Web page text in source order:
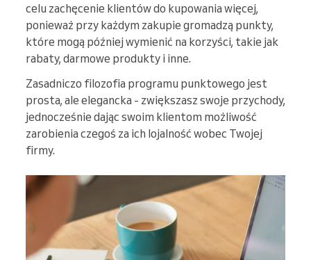
celu zachęcenie klientów do kupowania więcej,
ponieważ przy każdym zakupie gromadzą punkty,
które mogą później wymienić na korzyści, takie jak
rabaty, darmowe produkty i inne.
Zasadniczo filozofia programu punktowego jest
prosta, ale elegancka - zwiększasz swoje przychody,
jednocześnie dając swoim klientom możliwość
zarobienia czegoś za ich lojalność wobec Twojej
firmy.